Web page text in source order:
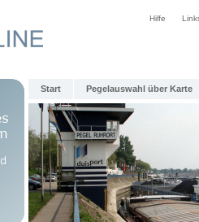
Hilfe
Start Pegelauswahl über Karte